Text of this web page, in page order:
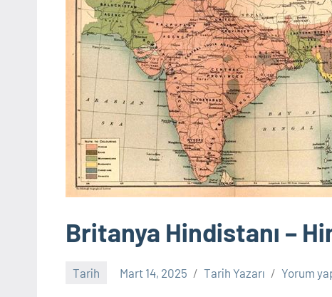
Britanya Hindistanı –
Tarih Mart 14, 2025 Tarih Yazarı Yorum